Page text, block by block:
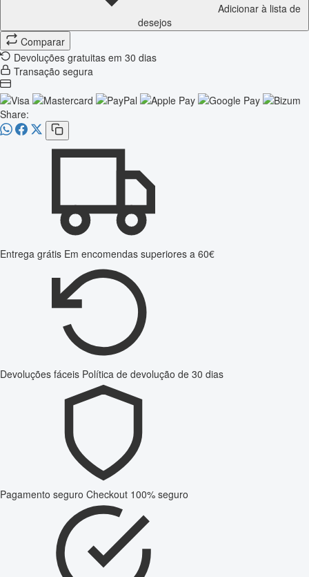
Adicionar à lista de
desejos
Comparar
Devoluções gratuitas em 30 dias
Transação segura
Share:
Entrega grátis Em encomendas superiores a 60€
Devoluções fáceis Política de devolução de 30 dias
Pagamento seguro Checkout 100% seguro